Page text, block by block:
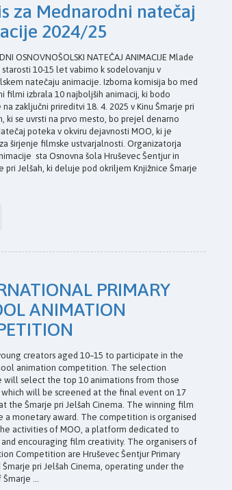
za Mednarodni natečaj
2024/25
OSNOVNOŠOLSKI NATEČAJ ANIMACIJE Mlade
10-15 let vabimo k sodelovanju v
natečaju animacije. Izborna komisija bo med
filmi izbrala 10 najboljših animacij, ki bodo
zaključni prireditvi 18. 4. 2025 v Kinu Šmarje pri
ki se uvrsti na prvo mesto, bo prejel denarno
poteka v okviru dejavnosti MOO, ki je
širjenje filmske ustvarjalnosti. Organizatorja
sta Osnovna šola Hruševec Šentjur in
pri Jelšah, ki deluje pod okriljem Knjižnice Šmarje
PRIMARY
ANIMATION
creators aged 10–15 to participate in the
animation competition. The selection
will select the top 10 animations from those
will be screened at the final event on 17
the Šmarje pri Jelšah Cinema. The winning film
a monetary award. The competition is organised
activities of MOO, a platform dedicated to
encouraging film creativity. The organisers of
Competition are Hruševec Šentjur Primary
Šmarje pri Jelšah Cinema, operating under the
Šmarje ...